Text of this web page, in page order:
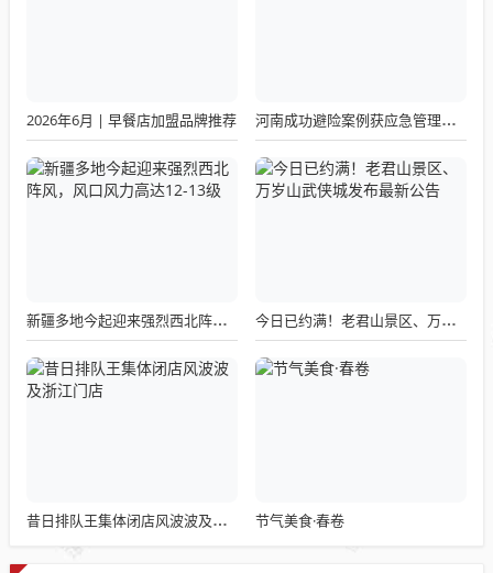
2026年6月 | 早餐店加盟品牌推荐 河南成功避险案例获应急管理部通报表扬
新疆多地今起迎来强烈西北阵风，风口风力高达12-13级 今日已约满！老君山景区、万岁山武侠城发布最新公告
昔日排队王集体闭店风波波及浙江门店 节气美食·春卷